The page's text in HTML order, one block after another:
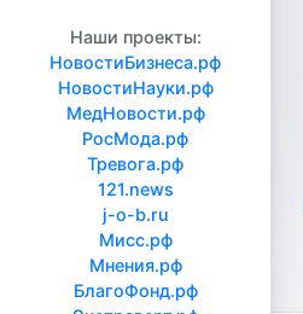
Наши проекты:
НовостиБизнеса.рф
НовостиНауки.рф
МедНовости.рф
РосМода.рф
Тревога.рф
121.news
j-o-b.ru
Мисс.рф
Мнения.рф
БлагоФонд.рф